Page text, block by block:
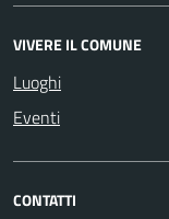
VIVERE IL COMUNE
Luoghi
Eventi
CONTATTI